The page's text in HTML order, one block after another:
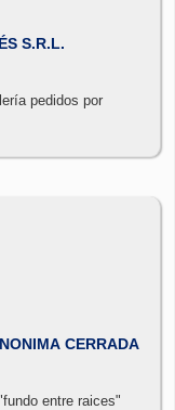
S.R.L.
pedidos por
CERRADA
entre raices"